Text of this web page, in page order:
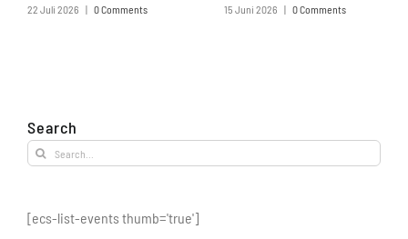
22 Juli 2026 | 0 Comments 15 Juni 2026 | 0 Comments
Search
Search
for:
[ecs-list-events thumb='true']